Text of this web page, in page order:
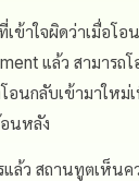
เข้าใจผิดว่าเมื่อโ
แล้ว สามารถ
อนกลับเข้ามาใหม่
นหลัง
แล้ว สถานทูตเห็น